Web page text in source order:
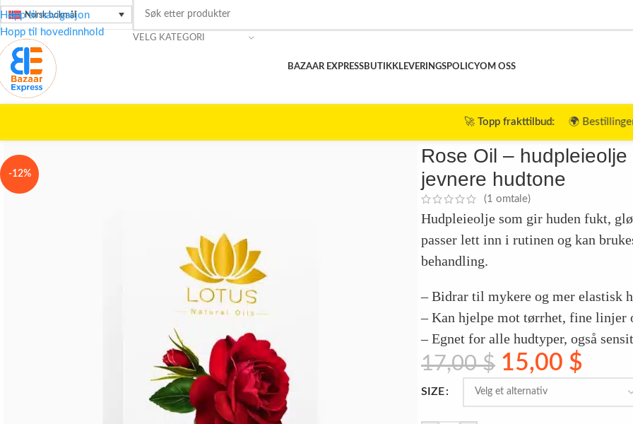
Hopp til navigasjon
Hopp til hovedinnhold
Norsk bokmål
VELG KATEGORI
BAZAAR EXPRESSBUTIKKLEVERINGSPOLICYOM OSS
🌍 Bestillinger over $120 ➜ 🎉
-12%
Rose Oil –
jevnere hudtone
(1 omtale)
Hudpleieolje som gir huden fukt,
passer lett inn i rutinen og kan
behandling.
– Bidrar til mykere og mer elastisk
– Kan hjelpe mot tørrhet, fine linjer
– Egnet for alle hudtyper, også
17,00$ 15,00 $
SIZE